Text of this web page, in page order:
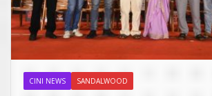
CINI NEWS SANDALWOOD